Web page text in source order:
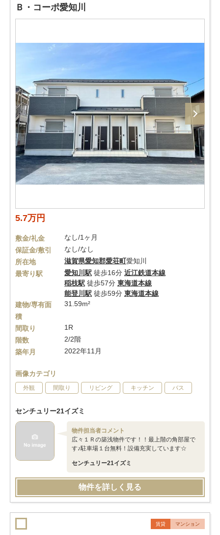
Ｂ・コーポ愛知川
5.7万円
敷金/礼金
なし/1ヶ月
保証金/敷引
なし/なし
所在地
滋賀県愛知郡愛荘町愛知川
最寄り駅
愛知川駅 徒歩16分 近江鉄道本線
稲枝駅 徒歩57分 東海道本線
能登川駅 徒歩59分 東海道本線
建物/専有面
積
31.59m²
間取り
1R
階数
2/2階
築年月
2022年11月
画像カテゴリ
外観 間取り リビング キッチン バス
センチュリー21イズミ
物件担当者コメント
広々１Ｒの築浅物件です！！最上階の角部屋で
す♪駐車場１台無料！設備充実しています☆
センチュリー21イズミ
物件を詳しく見る
賃貸 マンション